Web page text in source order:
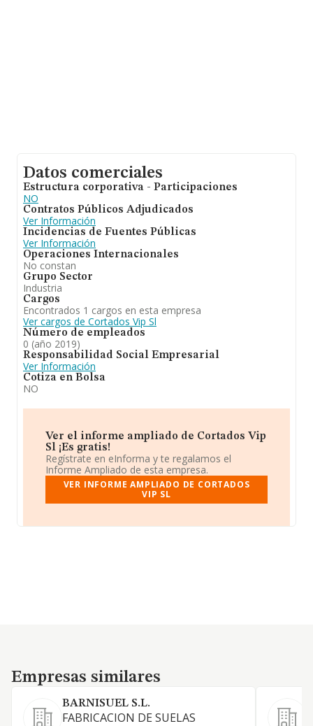
Datos comerciales
Estructura corporativa - Participaciones
NO
Contratos Públicos Adjudicados
Ver Información
Incidencias de Fuentes Públicas
Ver Información
Operaciones Internacionales
No constan
Grupo Sector
Industria
Cargos
Encontrados 1 cargos en esta empresa
Ver cargos de Cortados Vip Sl
Número de empleados
0 (año 2019)
Responsabilidad Social Empresarial
Ver Información
Cotiza en Bolsa
NO
Ver el informe ampliado de Cortados Vip
Sl ¡Es gratis!
Regístrate en eInforma y te regalamos el
Informe Ampliado de esta empresa.
VER INFORME AMPLIADO DE CORTADOS
VIP SL
Empresas similares
Empresas similares
BARNISUEL S.L.
FABRICACION DE SUELAS